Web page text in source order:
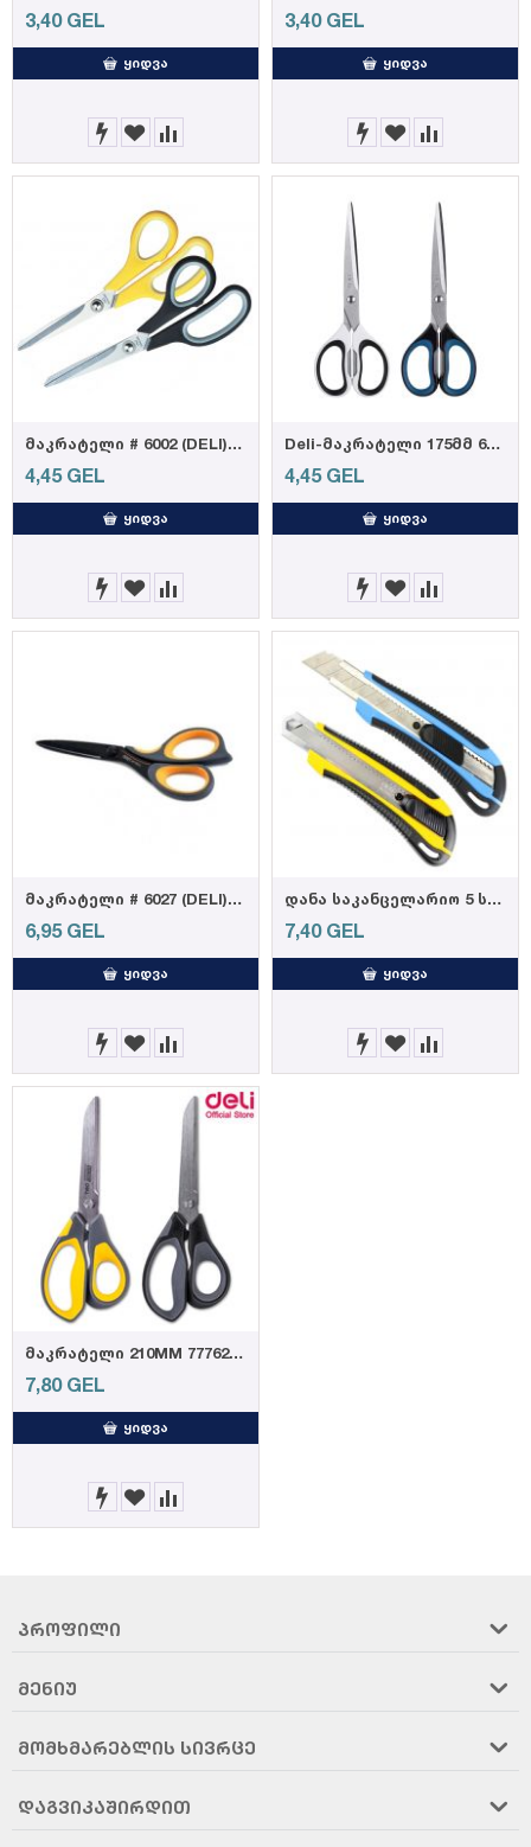
3,40 GEL
ᲧᲘᲓᲕᲐ
3,40 GEL
ᲧᲘᲓᲕᲐ
მაკრატელი # 6002 (DELI) (6921734960023)
4,45 GEL
ᲧᲘᲓᲕᲐ
Deli-მაკრატელი 175მმ 6058
4,45 GEL
ᲧᲘᲓᲕᲐ
მაკრატელი # 6027 (DELI) (6921734960276)
6,95 GEL
ᲧᲘᲓᲕᲐ
დანა საკანცელარიო 5 სათადარიგო დანის პირით 2068
7,40 GEL
ᲧᲘᲓᲕᲐ
მაკრატელი 210MM 77762 , DELI
7,80 GEL
ᲧᲘᲓᲕᲐ
ᲞᲠᲝᲤᲘᲚᲘ
ᲛᲔᲜᲘᲣ
ᲛᲝᲛᲮᲛᲐᲠᲔᲑᲚᲘᲡ ᲡᲘᲕᲠᲪᲔ
ᲓᲐᲒᲕᲘᲙᲐᲨᲘᲠᲓᲘᲗ